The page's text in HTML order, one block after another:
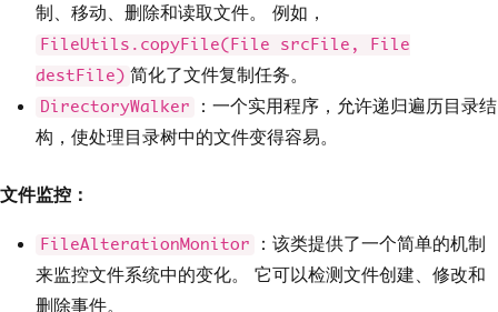
制、移动、删除和读取文件。 例如，
FileUtils.copyFile(File srcFile, File
destFile) 简化了文件复制任务。
DirectoryWalker
：一个实用程序，允许递归遍历目录结
构，使处理目录树中的文件变得容易。
文件监控：
FileAlterationMonitor
：该类提供了一个简单的机制
来监控文件系统中的变化。 它可以检测文件创建、修改和
删除事件。